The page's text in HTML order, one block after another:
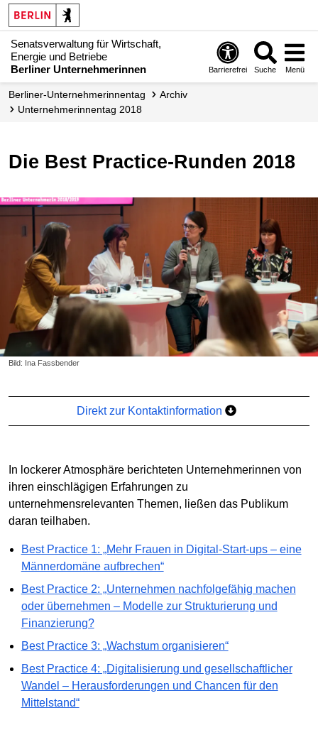
Senatsverwaltung für Wirtschaft,
Energie und Betriebe
Berliner Unternehmerinnen
Barrierefrei Suche Menü
Berliner-Unternehmerinnentag
Archiv
Unternehmer­innentag 2018
Die Best Practice-Runden 2018
Bild: Ina Fassbender
Direkt zur Kontaktinformation
In lockerer Atmosphäre berichteten Unternehmerinnen von
ihren einschlägigen Erfahrungen zu
unternehmensrelevanten Themen, ließen das Publikum
daran teilhaben.
Best Practice 1: „Mehr Frauen in Digital-Start-ups – eine
Männerdomäne aufbrechen“
Best Practice 2: „Unternehmen nachfolgefähig machen
oder übernehmen – Modelle zur Strukturierung und
Finanzierung?
Best Practice 3: „Wachstum organisieren“
Best Practice 4: „Digitalisierung und gesellschaftlicher
Wandel – Herausforderungen und Chancen für den
Mittelstand“